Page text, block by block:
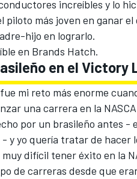
increíbles y lo
piloto más joven en ganar
hijo en lograrlo.
en Brands Hatch.
en el Victory
mi reto más enorme
una carrera en la
por un brasileño antes
y yo quería tratar de hacer
difícil tener éxito en la
de carreras desde que